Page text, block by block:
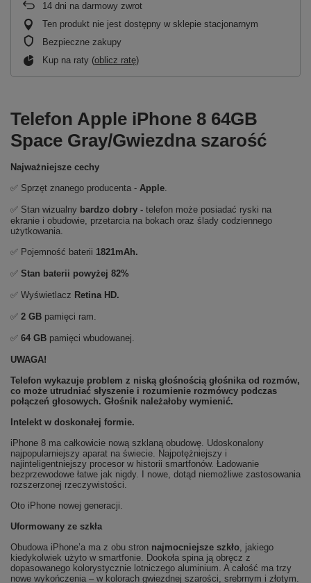
14 dni na darmowy zwrot
Ten produkt nie jest dostępny w sklepie stacjonarnym
Bezpieczne zakupy
Kup na raty (oblicz ratę)
Telefon Apple iPhone 8 64GB
Space Gray/Gwiezdna szarość
Najważniejsze cechy
✅ Sprzęt znanego producenta - Apple.
✅ Stan wizualny bardzo dobry - telefon może posiadać ryski na
ekranie i obudowie, przetarcia na bokach oraz ślady codziennego
użytkowania.
✅ Pojemność baterii 1821mAh.
✅ Stan baterii powyżej 82%
✅ Wyświetlacz Retina HD.
✅ 2 GB pamięci ram.
✅ 64 GB pamięci wbudowanej.
UWAGA!
Telefon wykazuje problem z niską głośnością głośnika od rozmów,
co może utrudniać słyszenie i rozumienie rozmówcy podczas
połączeń głosowych. Głośnik należałoby wymienić.
Intelekt w doskonałej formie.
iPhone 8 ma całkowicie nową szklaną obudowę. Udoskonalony
najpopularniejszy aparat na świecie. Najpotężniejszy i
najinteligentniejszy procesor w historii smartfonów. Ładowanie
bezprzewodowe łatwe jak nigdy. I nowe, dotąd niemożliwe zastosowania
rozszerzonej rzeczywistości.
Oto iPhone nowej generacji.
Uformowany ze szkła
Obudowa iPhone’a ma z obu stron najmocniejsze szkło, jakiego
kiedykolwiek użyto w smartfonie. Dookoła spina ją obręcz z
dopasowanego kolorystycznie lotniczego aluminium. A całość ma trzy
nowe wykończenia – w kolorach gwiezdnej szarości, srebrnym i złotym.